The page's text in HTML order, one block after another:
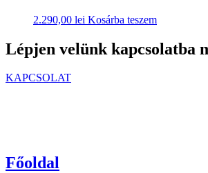
2.290,00 lei Kosárba teszem
Lépjen velünk kapcsolatba
KAPCSOLAT
Főoldal